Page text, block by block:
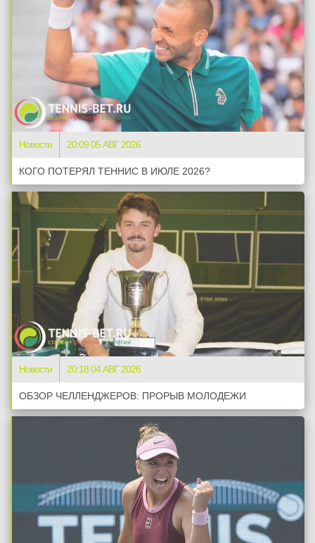
Новости 20:09 05 АВГ 2026
КОГО ПОТЕРЯЛ ТЕННИС В ИЮЛЕ 2026?
Новости 20:18 04 АВГ 2026
ОБЗОР ЧЕЛЛЕНДЖЕРОВ: ПРОРЫВ МОЛОДЕЖИ